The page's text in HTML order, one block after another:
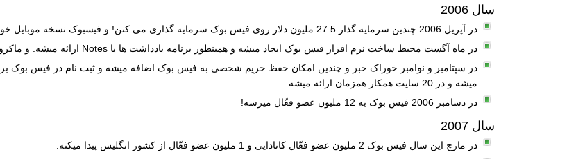
سال 2006
در آپریل 2006 چندین سرمایه گذار 27.5 ملیون دلار روی فیس بوک سرمایه گذاری می کنن! و فیسبوک نسخه موبایل خودش رو ایجاد می کنه.
در ماه آگست محیط ساخت نرم افزار فیس بوک ایجاد میشه و همینطور برنامه یادداشت ها یا Notes ارائه میشه. و ماکروسافت به فیس بوک قراردادی در ارتباط با تبلیغات فیس بوک می بنده.
در سپتامبر و نوامبر خوراک خبر و چندین امکان حفظ حریم شخصی به فیس بوک اضافه میشه و ثبت نام در فیس بوک
میشه و در 20 سایت همکار همزمان ارائه میشه.
در دسامبر 2006 فیس بوک به 12 ملیون عضو فعّال میرسه!
سال 2007
در مارچ این سال فیس بوک 2 ملیون عضو فعّال کانادایی و 1 ملیون عضو فعّال از کشور انگلیس پیدا میکنه.